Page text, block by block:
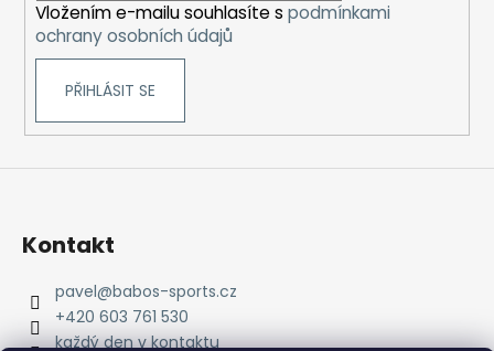
Vložením e-mailu souhlasíte s podmínkami
ochrany osobních údajů
PŘIHLÁSIT SE
Kontakt
pavel@babos-sports.cz
+420 603 761 530
každý den v kontaktu